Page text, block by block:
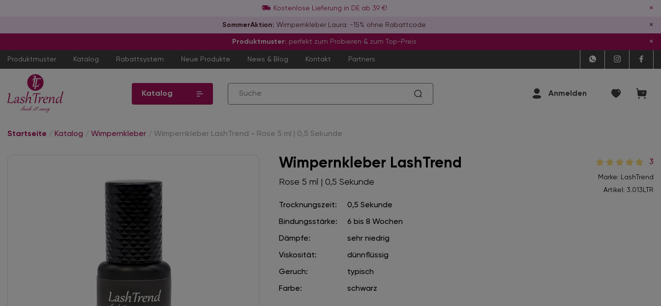
Kostenlose Lieferung in DE ab 39 €! ×
SommerAktion: Wimpernkleber Laura: -15% ohne Rabattcode ×
Produktmuster: perfekt zum Probieren & zum Top-Preis ×
Produktmuster Katalog Rabattsystem Neue Produkte News & Blog Kontakt Partners
Katalog Anmelden
Startseite / Katalog / Wimpernkleber / Wimpernkleber LashTrend - Rose 5 ml | 0,5 Sekunde
Wimpernkleber LashTrend
Rose 5 ml | 0,5 Sekunde
3
Marke: LashTrend
Artikel: 3.013LTR
Trocknungszeit: 0,5 Sekunde
Bindungsstärke: 6 bis 8 Wochen
Dämpfe: sehr niedrig
Viskosität: dünnflüssig
Geruch: typisch
Farbe: schwarz